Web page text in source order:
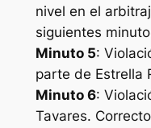
nivel en el
siguientes
Minuto 5:
parte de Estrella
Minuto 6:
Tavares.